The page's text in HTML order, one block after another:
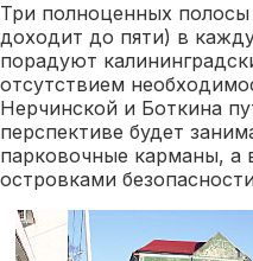
Три полноценных
доходит до пяти) в
порадуют
отсутствием
Нерчинской и Боткина
перспективе будет
парковочные карманы, а
островками